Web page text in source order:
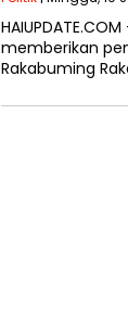
memberikan
Rakabuming